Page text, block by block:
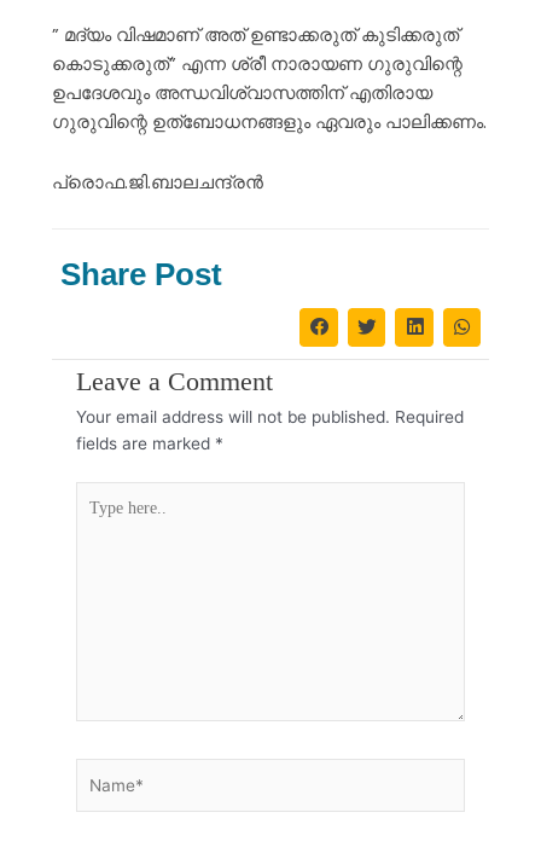
” മദ്യം വിഷമാണ് അത് ഉണ്ടാക്കരുത് കുടിക്കരുത്
കൊടുക്കരുത്” എന്ന ശ്രീ നാരായണ ഗുരുവിന്റെ
ഉപദേശവും അന്ധവിശ്വാസത്തിന് എതിരായ
ഗുരുവിന്റെ ഉത്ബോധനങ്ങളും ഏവരും പാലിക്കണം.
പ്രൊഫ.ജി.ബാലചന്ദ്രൻ
Share Post
Leave a Comment
Your email address will not be published. Required
fields are marked *
here..